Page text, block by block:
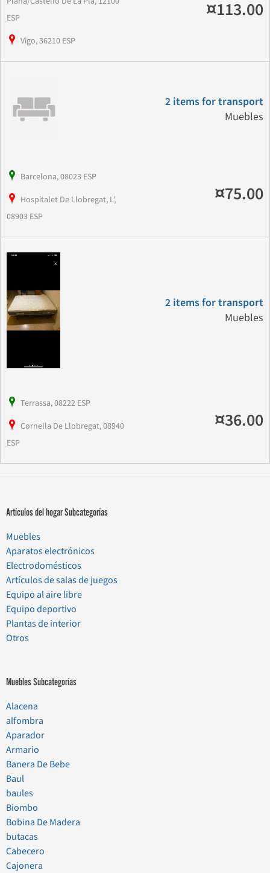
ESP
Vigo, 36210 ESP
¤113.00
2 items for transport
Muebles
Barcelona, 08023 ESP
Hospitalet De Llobregat, L',
08903 ESP
¤75.00
2 items for transport
Muebles
Terrassa, 08222 ESP
Cornella De Llobregat, 08940
ESP
¤36.00
Artículos del hogar Subcategorías
Muebles
Aparatos electrónicos
Electrodomésticos
Artículos de salas de juegos
Equipo al aire libre
Equipo deportivo
Plantas de interior
Otros
Muebles Subcategorías
Alacena
alfombra
Aparador
Armario
Banera De Bebe
Baul
baules
Biombo
Bobina De Madera
butacas
Cabecero
Cajonera